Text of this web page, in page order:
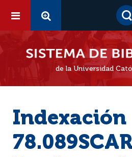
de la Universidad
Indexación